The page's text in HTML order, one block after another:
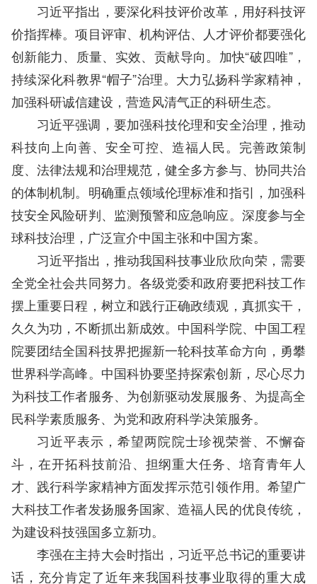
习近平指出，要深化科技评价改革，用好科技评
价指挥棒。项目评审、机构评估、人才评价都要强化
创新能力、质量、实效、贡献导向。加快“破四唯”，
持续深化科教界“帽子”治理。大力弘扬科学家精神，
加强科研诚信建设，营造风清气正的科研生态。
习近平强调，要加强科技伦理和安全治理，推动
科技向上向善、安全可控、造福人民。完善政策制
度、法律法规和治理规范，健全多方参与、协同共治
的体制机制。明确重点领域伦理标准和指引，加强科
技安全风险研判、监测预警和应急响应。深度参与全
球科技治理，广泛宣介中国主张和中国方案。
习近平指出，推动我国科技事业欣欣向荣，需要
全党全社会共同努力。各级党委和政府要把科技工作
摆上重要日程，树立和践行正确政绩观，真抓实干，
久久为功，不断抓出新成效。中国科学院、中国工程
院要团结全国科技界把握新一轮科技革命方向，勇攀
世界科学高峰。中国科协要坚持探索创新，尽心尽力
为科技工作者服务、为创新驱动发展服务、为提高全
民科学素质服务、为党和政府科学决策服务。
习近平表示，希望两院院士珍视荣誉、不懈奋
斗，在开拓科技前沿、担纲重大任务、培育青年人
才、践行科学家精神方面发挥示范引领作用。希望广
大科技工作者发扬服务国家、造福人民的优良传统，
为建设科技强国多立新功。
李强在主持大会时指出，习近平总书记的重要讲
话，充分肯定了近年来我国科技事业取得的重大成